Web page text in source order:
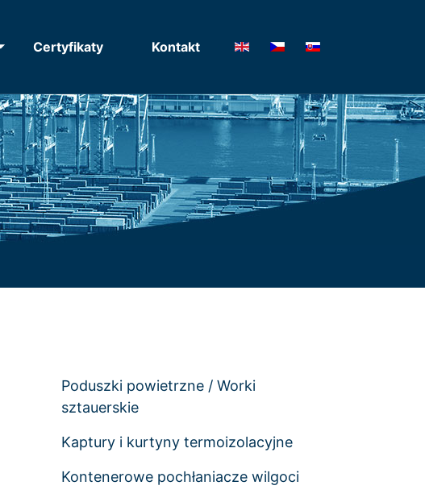
Certyfikaty Kontakt
Poduszki powietrzne / Worki
sztauerskie
Kaptury i kurtyny termoizolacyjne
Kontenerowe pochłaniacze wilgoci